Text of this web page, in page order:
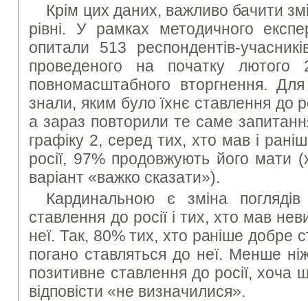
Крім цих даних, важливо бачити
рівні. У рамках методичного
опитали 513 респондентів-
проведеного на початку
повномасштабного вторгнення.
знали, яким було їхнє ставлення до
а зараз повторили те саме
графіку 2, серед тих, хто мав і
росії, 97% продовжують його мати
варіант «важко сказати»).
Кардинальною є зміна
ставлення до росії і тих, хто мав
неї. Так, 80% тих, хто раніше добре
погано ставляться до неї. Менше
позитивне ставлення до росії, хоча
відповісти «не визначилися».